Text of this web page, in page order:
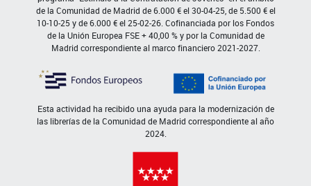
de la Comunidad de Madrid de 6.000 € el 30-04-25, de 5.500 € el
10-10-25 y de 6.000 € el 25-02-26. Cofinanciada por los Fondos
de la Unión Europea FSE + 40,00 % y por la Comunidad de
Madrid correspondiente al marco financiero 2021-2027.
Esta actividad ha recibido una ayuda para la modernización de
las librerías de la Comunidad de Madrid correspondiente al año
2024.